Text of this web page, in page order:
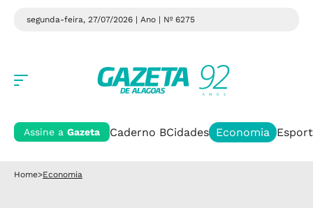
segunda-feira, 27/07/2026 | Ano | Nº 6275
Assine a Gazeta Caderno BCidades Economia
Home>Economia